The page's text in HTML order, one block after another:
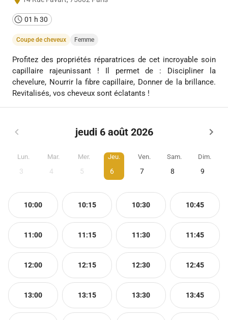
01 h 30
Coupe de cheveux Femme
Profitez des propriétés réparatrices de cet incroyable soin
capillaire rajeunissant ! Il permet de : Discipliner la
chevelure, Nourrir la fibre capillaire, Donner de la brillance.
Revitalisés, vos cheveux sont éclatants !
jeudi 6 août 2026
Lun.
3
Mar.
4
Mer.
5
Jeu.
6
Ven.
7
Sam.
8
Dim.
9
10:00 10:15 10:30 10:45
11:00 11:15 11:30 11:45
12:00 12:15 12:30 12:45
13:00 13:15 13:30 13:45